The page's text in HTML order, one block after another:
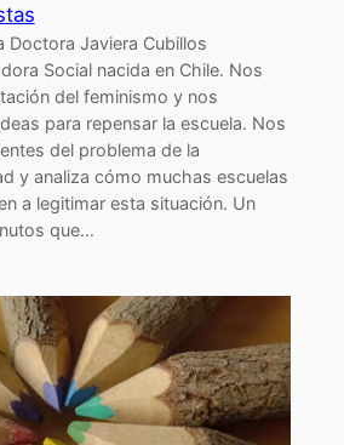
Doctora Javiera Cubillos
Social nacida en Chile. Nos
del feminismo y nos
para repensar la escuela. Nos
del problema de la
y analiza cómo muchas escuelas
a legitimar esta situación. Un
que…